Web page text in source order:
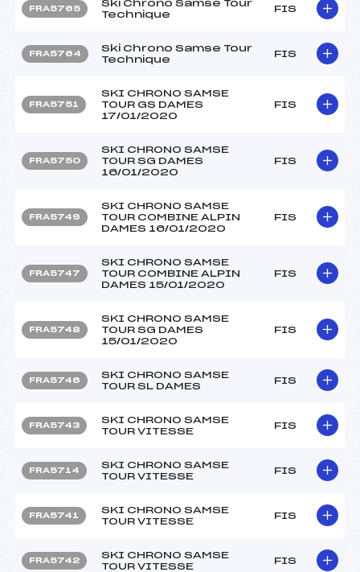
FRA5765
Ski Chrono Samse Tour
Technique
FIS
FRA5764
Ski Chrono Samse Tour
Technique
FIS
FRA5751
SKI CHRONO SAMSE
TOUR GS DAMES
17/01/2020
FIS
FRA5750
SKI CHRONO SAMSE
TOUR SG DAMES
16/01/2020
FIS
FRA5749
SKI CHRONO SAMSE
TOUR COMBINE ALPIN
DAMES 16/01/2020
FIS
FRA5747
SKI CHRONO SAMSE
TOUR COMBINE ALPIN
DAMES 15/01/2020
FIS
FRA5748
SKI CHRONO SAMSE
TOUR SG DAMES
15/01/2020
FIS
FRA5746
SKI CHRONO SAMSE
TOUR SL DAMES
FIS
FRA5743
SKI CHRONO SAMSE
TOUR VITESSE
FIS
FRA5714
SKI CHRONO SAMSE
TOUR VITESSE
FIS
FRA5741
SKI CHRONO SAMSE
TOUR VITESSE
FIS
FRA5742
SKI CHRONO SAMSE
TOUR VITESSE
FIS